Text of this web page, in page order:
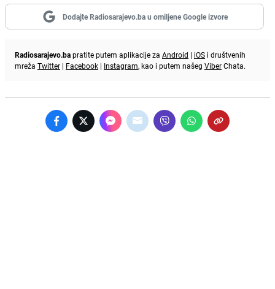
Dodajte Radiosarajevo.ba u omiljene Google izvore
Radiosarajevo.bapratite putem aplikacije za Android | iOS i društvenih
mreža Twitter | Facebook | Instagram, kao i putem našeg ViberChata.